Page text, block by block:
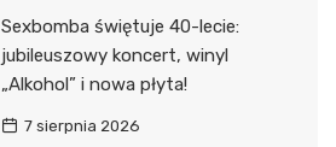
Sexbomba świętuje 40-lecie:
jubileuszowy koncert, winyl
„Alkohol” i nowa płyta!
7 sierpnia 2026